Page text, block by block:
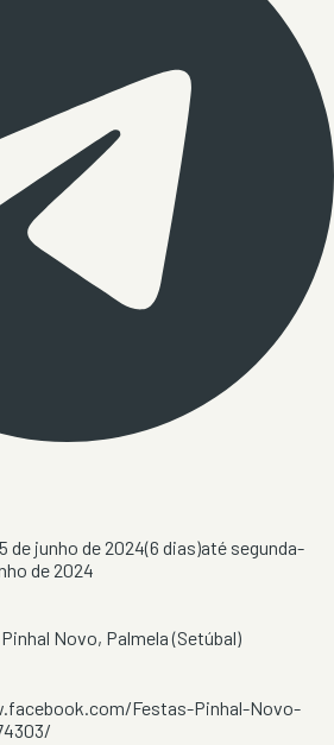
de junho de 2024(6 dias)até segunda-
de 2024
Pinhal Novo, Palmela(Setúbal)
Festas-Pinhal-Novo-